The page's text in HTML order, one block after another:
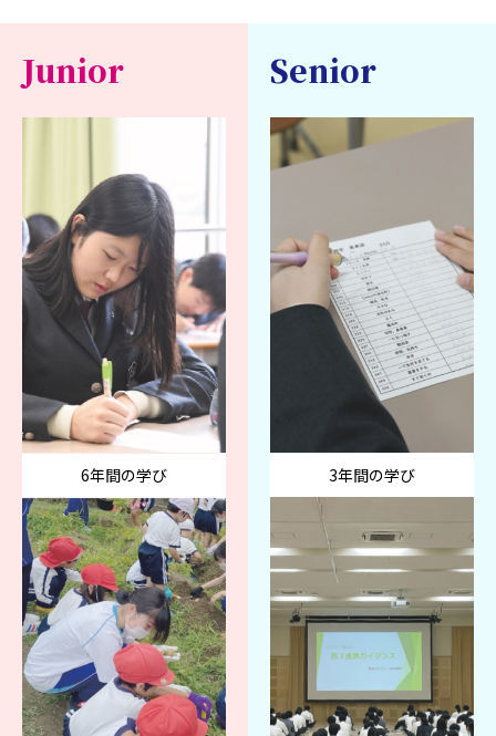
Junior
6年間の学び
Senior
3年間の学び